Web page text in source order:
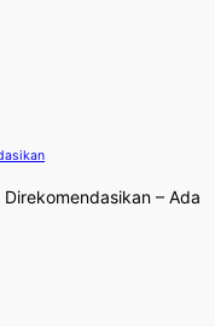
– Ada